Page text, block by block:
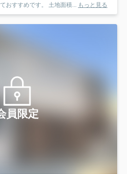
おすすめです。 土地面積...
もっと見る
員限定